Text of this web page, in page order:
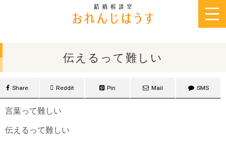
伝えるって難しい
Share Reddit Pin Mail SMS
言葉って難しい
伝えるって難しい